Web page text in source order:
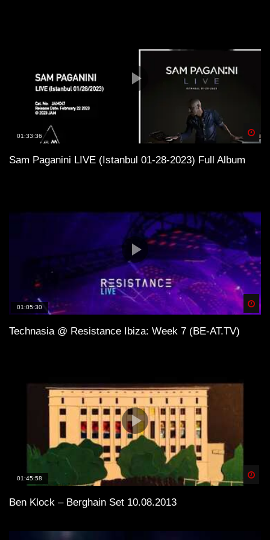
01:33:36
Sam Paganini LIVE (Istanbul 01-28-2023) Full Album
01:05:30
Technasia @ Resistance Ibiza: Week 7 (BE-AT.TV)
01:45:58
Ben Klock – Berghain Set 10.08.2013